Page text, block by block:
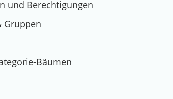
und Berechtigungen
Gruppen
Bäumen